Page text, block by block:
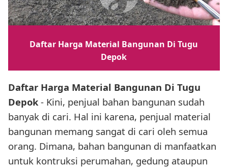
Daftar Harga Material Bangunan Di Tugu
Depok
Daftar Harga Material Bangunan Di Tugu
Depok - Kini, penjual bahan bangunan sudah
banyak di cari. Hal ini karena, penjual material
bangunan memang sangat di cari oleh semua
orang. Dimana, bahan bangunan di manfaatkan
untuk kontruksi perumahan, gedung ataupun